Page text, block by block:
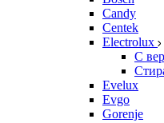
Candy
Centek
Electrolux
С
Evelux
Evgo
Gorenje